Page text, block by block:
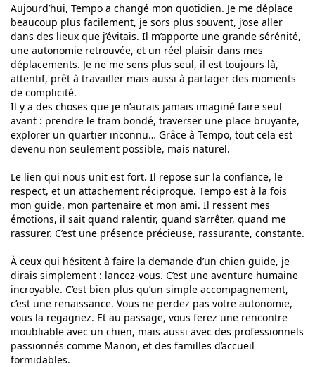
Aujourd’hui, Tempo a changé mon quotidien. Je me déplace
beaucoup plus facilement, je sors plus souvent, j’ose aller
dans des lieux que j’évitais. Il m’apporte une grande sérénité,
une autonomie retrouvée, et un réel plaisir dans mes
déplacements. Je ne me sens plus seul, il est toujours là,
attentif, prêt à travailler mais aussi à partager des moments
de complicité.
Il y a des choses que je n’aurais jamais imaginé faire seul
avant : prendre le tram bondé, traverser une place bruyante,
explorer un quartier inconnu… Grâce à Tempo, tout cela est
devenu non seulement possible, mais naturel.
Le lien qui nous unit est fort. Il repose sur la confiance, le
respect, et un attachement réciproque. Tempo est à la fois
mon guide, mon partenaire et mon ami. Il ressent mes
émotions, il sait quand ralentir, quand s’arrêter, quand me
rassurer. C’est une présence précieuse, rassurante, constante.
À ceux qui hésitent à faire la demande d’un chien guide, je
dirais simplement : lancez-vous. C’est une aventure humaine
incroyable. C’est bien plus qu’un simple accompagnement,
c’est une renaissance. Vous ne perdez pas votre autonomie,
vous la regagnez. Et au passage, vous ferez une rencontre
inoubliable avec un chien, mais aussi avec des professionnels
passionnés comme Manon, et des familles d’accueil
formidables.